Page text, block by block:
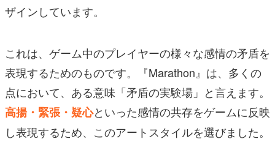
ザインしています。
これは、ゲーム中のプレイヤーの様々な感情の矛盾を
表現するためのものです。『Marathon』は、多くの
点において、ある意味「矛盾の実験場」と言えます。
高揚・緊張・疑心といった感情の共存をゲームに反映
し表現するため、このアートスタイルを選びました。